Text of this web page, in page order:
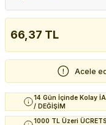
66,37 TL
Acele
14 Gün İçinde Kolay
/ DEĞİŞİM
1000 TL Üzeri